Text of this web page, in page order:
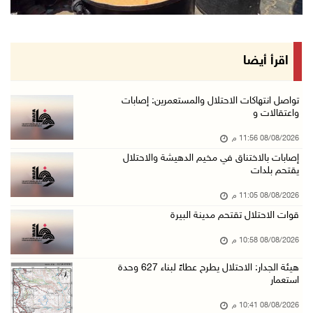
إصابات بالاختناق خلال مواجهات مع الاحتلال في ...
الاحتلال ينصب حواجز طيارة في محيط مخيم طولكرم ...
مستعمرون يهاجمون قرية أبو فلاح
مستعمرون يقتحمون بلدة بيت عور التحتا وقرية جل ...
08/آب/2026 06:39 م
الجامعة العربية الأمريكية تختتم فعاليات تخريج ...
اقرأ أيضا
تواصل انتهاكات الاحتلال والمستعمرين: إصابات
واعتقالات و
08/08/2026 11:56 م
إصابات بالاختناق في مخيم الدهيشة والاحتلال
يقتحم بلدات
08/08/2026 11:05 م
قوات الاحتلال تقتحم مدينة البيرة
08/08/2026 10:58 م
هيئة الجدار: الاحتلال يطرح عطاءً لبناء 627 وحدة
استعمار
08/08/2026 10:41 م